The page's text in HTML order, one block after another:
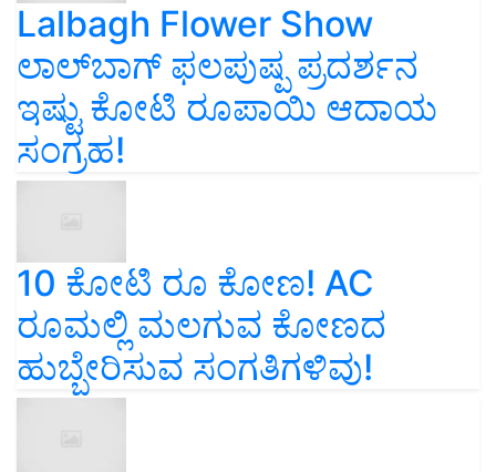
Lalbagh Flower Show
ಲಾಲ್‌ಬಾಗ್ ಫಲಪುಷ್ಪ ಪ್ರದರ್ಶನ
ಇಷ್ಟು ಕೋಟಿ ರೂಪಾಯಿ ಆದಾಯ
ಸಂಗ್ರಹ!
10 ಕೋಟಿ ರೂ ಕೋಣ! AC
ರೂಮಲ್ಲಿ ಮಲಗುವ ಕೋಣದ
ಹುಬ್ಬೇರಿಸುವ ಸಂಗತಿಗಳಿವು!